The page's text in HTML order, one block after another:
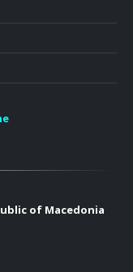
of Macedonia